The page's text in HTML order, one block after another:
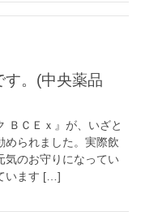
ＢＣＥｘ』が、いざと
められました。実際飲
気のお守りになってい
います […]